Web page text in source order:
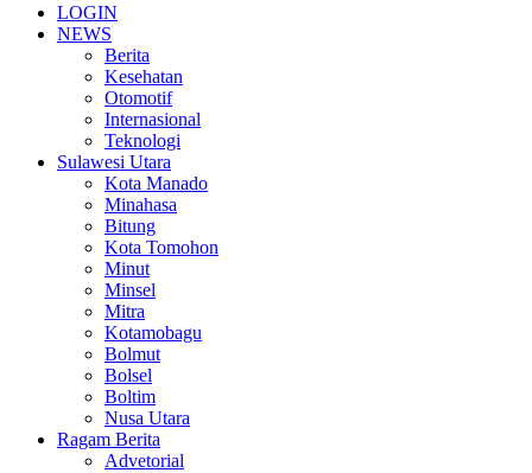
LOGIN
NEWS
Berita
Kesehatan
Otomotif
Internasional
Teknologi
Sulawesi Utara
Kota Manado
Minahasa
Bitung
Kota Tomohon
Minut
Minsel
Mitra
Kotamobagu
Bolmut
Bolsel
Boltim
Nusa Utara
Ragam Berita
Advetorial